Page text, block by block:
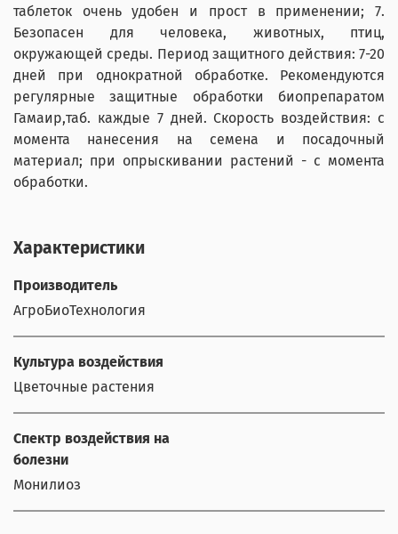
таблеток очень удобен и прост в применении; 7.
Безопасен для человека, животных, птиц,
окружающей среды. Период защитного действия: 7-20
дней при однократной обработке. Рекомендуются
регулярные защитные обработки биопрепаратом
Гамаир,таб. каждые 7 дней. Скорость воздействия: с
момента нанесения на семена и посадочный
материал; при опрыскивании растений - с момента
обработки.
Характеристики
Производитель
АгроБиоТехнология
Культура воздействия
Цветочные растения
Спектр воздействия на
болезни
Монилиоз